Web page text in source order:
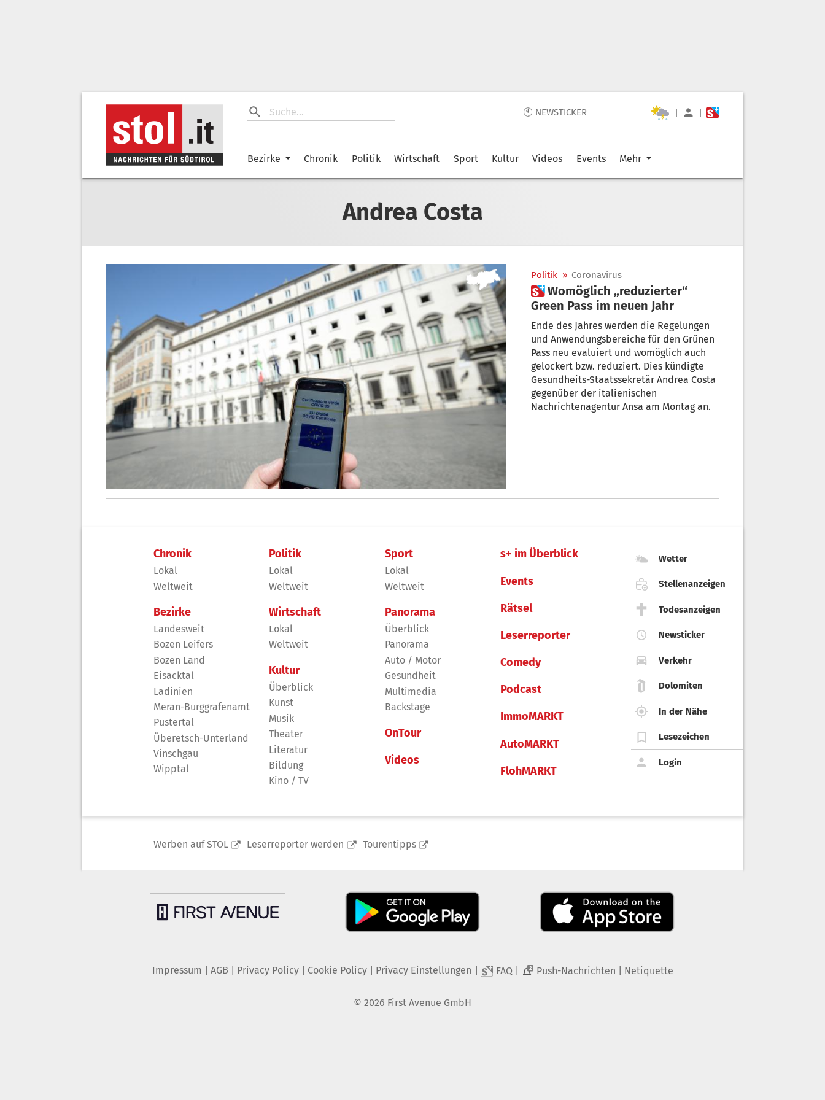
🕙 NEWSTICKER | |
Bezirke Chronik Politik Wirtschaft Sport Kultur Videos Events Mehr
Andrea Costa
Politik » Coronavirus
 Womöglich „reduzierter“
Green Pass im neuen Jahr
Ende des Jahres werden die Regelungen
und Anwendungsbereiche für den Grünen
Pass neu evaluiert und womöglich auch
gelockert bzw. reduziert. Dies kündigte
Gesundheits-Staatssekretär Andrea Costa
gegenüber der italienischen
Nachrichtenagentur Ansa am Montag an.
Chronik
Lokal
Weltweit
Bezirke
Landesweit
Bozen Leifers
Bozen Land
Eisacktal
Ladinien
Meran-Burggrafenamt
Pustertal
Überetsch-Unterland
Vinschgau
Wipptal
Politik
Lokal
Weltweit
Wirtschaft
Lokal
Weltweit
Kultur
Überblick
Kunst
Musik
Theater
Literatur
Bildung
Kino / TV
Sport
Lokal
Weltweit
Panorama
Überblick
Panorama
Auto / Motor
Gesundheit
Multimedia
Backstage
OnTour
Videos
s+ im Überblick
Events
Rätsel
Leserreporter
Comedy
Podcast
ImmoMARKT
AutoMARKT
FlohMARKT
Wetter
Stellenanzeigen
Todesanzeigen
Newsticker
Verkehr
Dolomiten
In der Nähe
Lesezeichen
Login
Werben auf STOL Leserreporter werden Tourentipps
Impressum AGB Privacy Policy| Cookie Policy| Privacy Einstellungen FAQ 2 Push-Nachrichten Netiquette
© 2026 First Avenue GmbH